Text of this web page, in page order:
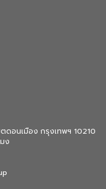
ดอนเมือง กรุงเทพฯ 10210
ง